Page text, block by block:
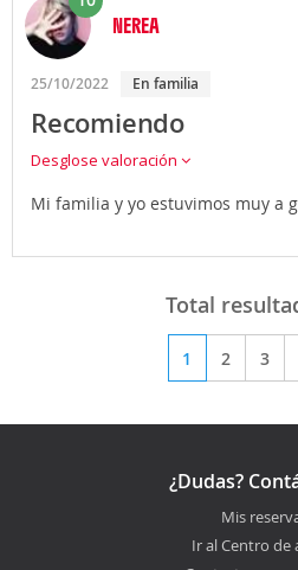
NEREA
25/10/2022 En familia
Recomiendo
Desglose valoración
Mi familia y yo estuvimos muy a
Total
1 2 3
¿Dudas?
Mis
Ir al Centro de